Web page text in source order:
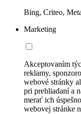
Bing, Criteo,
Marketing
Akceptovaním
reklamy,
webové stránky
pri prehliadaní a
merať ich
webovej stránke